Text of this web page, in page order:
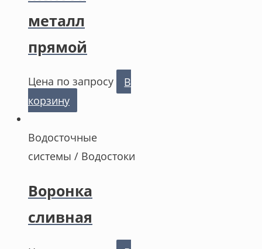
металл
прямой
Цена по запросу
В
корзину
Водосточные
системы / Водостоки
Воронка
сливная